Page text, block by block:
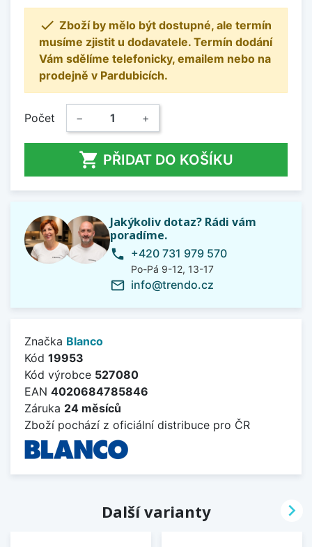
 Zboží by mělo být dostupné, ale termín
musíme zjistit u dodavatele. Termín dodání
Vám sdělíme telefonicky, emailem nebo na
prodejně v Pardubicích.
Počet − +
 PŘIDAT DO KOŠÍKU
Jakýkoliv dotaz? Rádi vám
poradíme.
phone +420 731 979 570
Po-Pá 9-12, 13-17
mail_outline info@trendo.cz
Značka Blanco
Kód 19953
Kód výrobce 527080
EAN 4020684785846
Záruka 24 měsíců
Zboží pochází z oficiální distribuce pro ČR
Další varianty 